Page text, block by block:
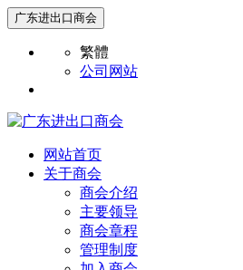
广东进出口商会
繁體
公司网站
网站首页
关于商会
商会介绍
主要领导
商会章程
管理制度